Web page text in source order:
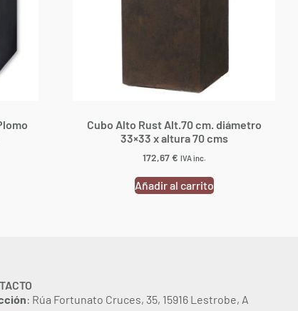
Cubo Alto Rust Alt.70 cm. diámetro
33×33 x altura 70 cms
172,67€ IVA inc.
Añadir al carrito
: Rúa Fortunato Cruces, 35, 15916 Lestrobe, A